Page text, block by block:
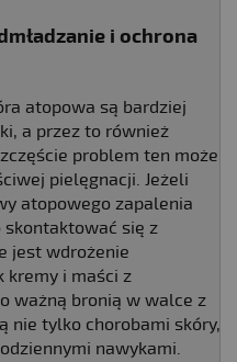
i ochrona
atopowa są bardziej
a przez to również
problem ten może
pielęgnacji. Jeżeli
atopowego zapalenia
się z
jest wdrożenie
kremy i maści z
ważną bronią w walce z
nie tylko chorobami skóry,
nawykami.